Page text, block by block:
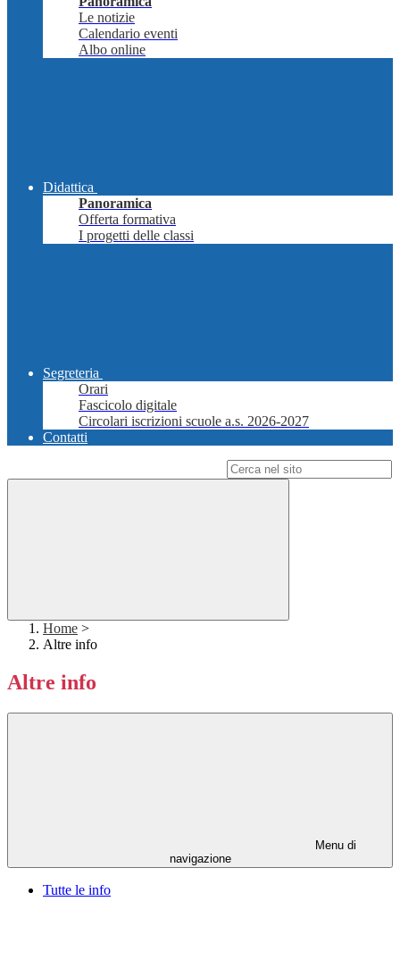
Le notizie
Calendario eventi
Albo online
Didattica
Panoramica
Offerta formativa
I progetti delle classi
Segreteria
Orari
Fascicolo digitale
Circolari iscrizioni scuole a.s. 2026-2027
Contatti
Home >
Altre info
Altre info
Menu di
navigazione
Tutte le info